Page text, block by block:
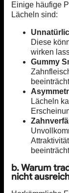
Einige häufige
Lächeln sind:
Diese
wirken
Gummy
Lächeln
b. Warum
nicht